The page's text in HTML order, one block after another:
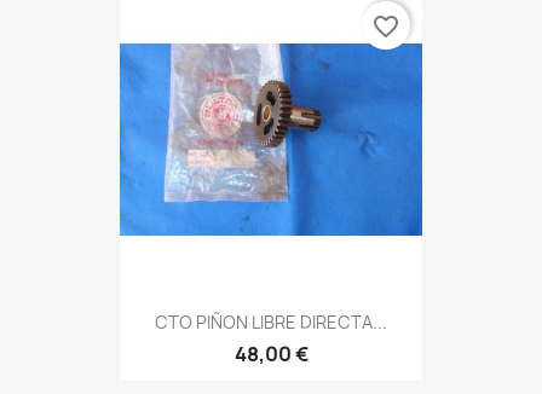
CTO PIÑON LIBRE DIRECTA...
48,00 €
favorite_border